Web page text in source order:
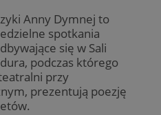
Anny Dymnej to
spotkania
się w Sali
podczas którego
przy
prezentują poezję